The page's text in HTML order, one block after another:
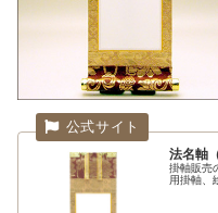
法名軸
掛軸販売
用掛軸、